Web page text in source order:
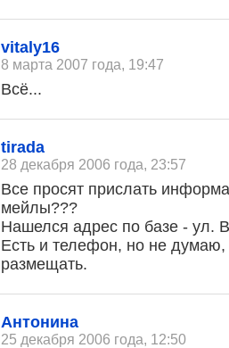
vitaly16
8 марта 2007 года, 19:47
Всё...
tirada
28 декабря 2006 года, 23:57
Все просят прислать
мейлы???
Нашелся адрес по базе - ул.
Есть и телефон, но не думаю,
размещать.
Антонина
25 декабря 2006 года, 12:50